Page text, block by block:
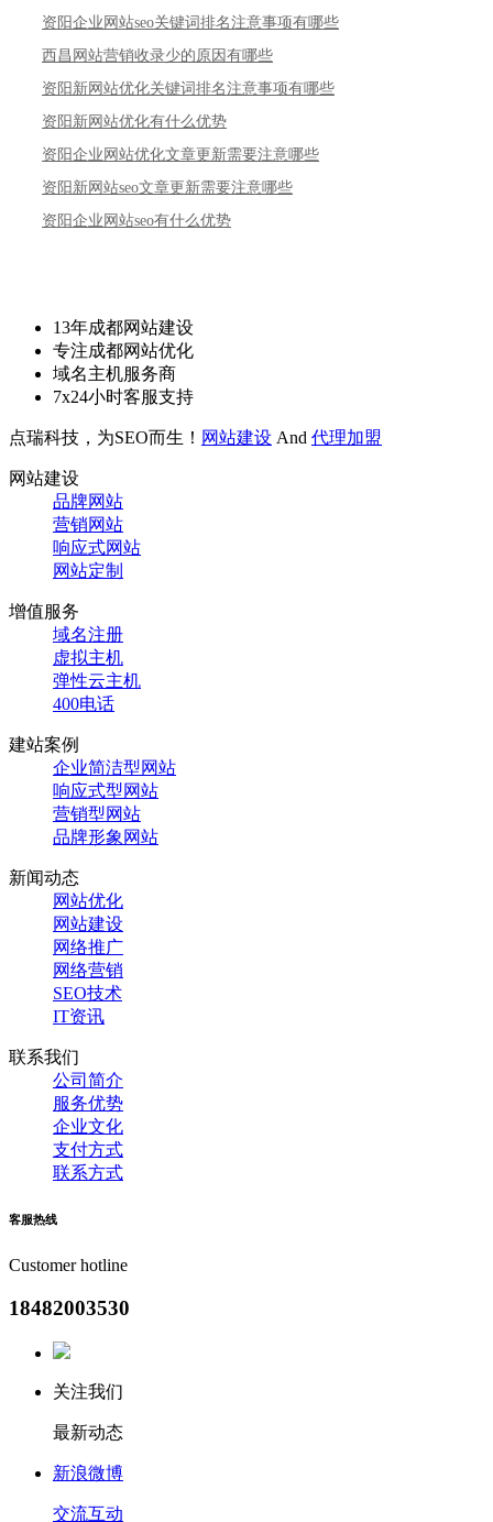
资阳企业网站seo关键词排名注意事项有哪些
西昌网站营销收录少的原因有哪些
资阳新网站优化关键词排名注意事项有哪些
资阳新网站优化有什么优势
资阳企业网站优化文章更新需要注意哪些
资阳新网站seo文章更新需要注意哪些
资阳企业网站seo有什么优势
13年成都网站建设
专注成都网站优化
域名主机服务商
7x24小时客服支持
点瑞科技，为SEO而生！ 网站建设 And 代理加盟
网站建设
品牌网站
营销网站
响应式网站
网站定制
增值服务
域名注册
虚拟主机
弹性云主机
400电话
建站案例
企业简洁型网站
响应式型网站
营销型网站
品牌形象网站
新闻动态
网站优化
网站建设
网络推广
网络营销
SEO技术
IT资讯
联系我们
公司简介
服务优势
企业文化
支付方式
联系方式
客服热线
Customer hotline
18482003530
关注我们
最新动态
新浪微博
交流互动